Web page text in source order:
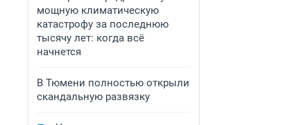
мощную климатическую
катастрофу за последнюю
тысячу лет: когда всё
начнется
В Тюмени полностью открыли
скандальную развязку